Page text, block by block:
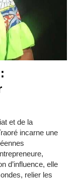
et de la
incarne une
d’influence, elle
relier les